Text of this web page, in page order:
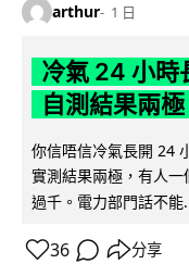
arthur 1 日
冷氣 24 小時
自測結果兩
你信唔信冷氣長開 24
實測結果兩極，有人
過千。電力部門話不能
36 分享